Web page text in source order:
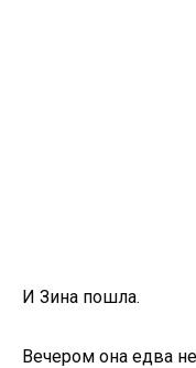
И Зина пошла.
Вечером она едва